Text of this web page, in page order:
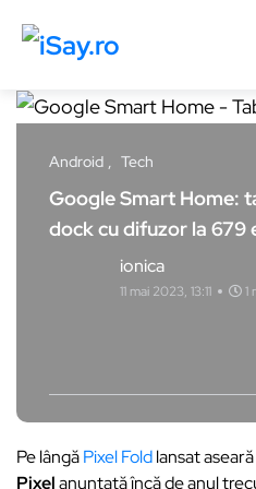
Android Tech
Google Smart Home:
dock cu difuzor la 679
ionica
11 mai 2023, 13:11 1
Pe lângăPixel Foldlansat
Pixelanunțată încă de anul